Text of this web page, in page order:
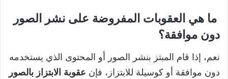
ما هي العقوبات المفروضة على نشر الصور
دون موافقة؟
نعم، إذا قام المبتز بنشر الصور أو المحتوى الذي يستخدمه
دون موافقة أو كوسيلة للابتزاز، فإن عقوبة الابتزاز بالصور